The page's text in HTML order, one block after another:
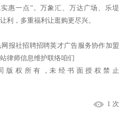
一点”。万象汇、万达广场、乐堤
利，多重福利让逛购更尽兴。
社招聘招聘英才广告服务协作加盟
律师信息维护联络咱们
权 所 有 ，未 经 书 面 授 权 禁 止
1 次